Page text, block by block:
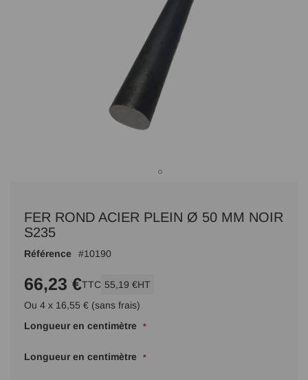
début
Galerie
FER ROND ACIER PLEIN Ø 50 MM NOIR
S235
Référence 10190
66,23 €TTC 55,19 €HT
Ou 4 x 16,55 € (sans frais)
Longueur en centimètre
Longueur en centimètre